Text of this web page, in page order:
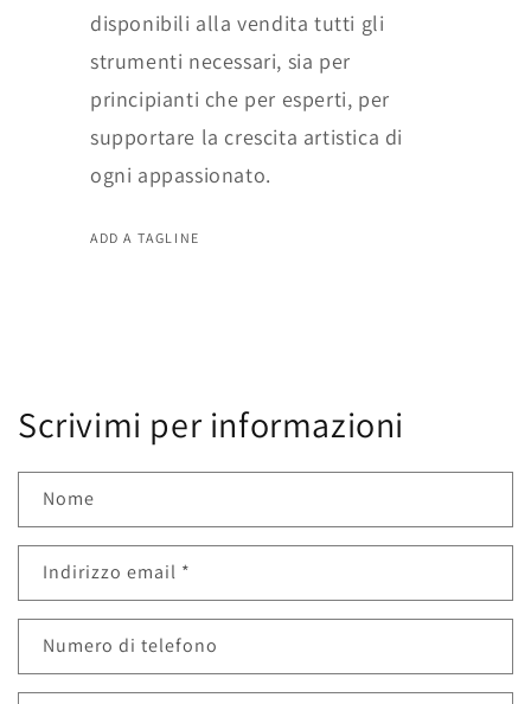
disponibili alla vendita tutti gli
strumenti necessari, sia per
principianti che per esperti, per
supportare la crescita artistica di
ogni appassionato.
ADD A TAGLINE
Scrivimi per informazioni
Nome
Indirizzo email *
Numero di telefono